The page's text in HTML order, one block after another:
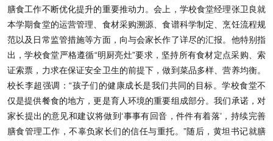
膳食工作不断优化提升的重要推动力。会上，学校食堂经理张卫良就
本学期食堂的运营管理、食材采购溯源、食谱科学制定、烹饪流程规
范以及日常监管措施等方面，向与会家长作了详尽的汇报。他特别指
出，学校食堂严格遵循“明厨亮灶”要求，坚持所有食材定点采购、索
证索票，力求在保证安全卫生的前提下，做到菜品多样、营养均衡。
校长李超强调：“孩子们的健康成长是我们共同的目标。学校食堂不
仅是提供餐食的地方，更是育人环境的重要组成部分。我们承诺，对
家长提出的意见和建议将做到‘事事有回音，件件有着落’，持续完善
膳食管理工作，不辜负家长们的信任与重托。”随后，黄坦书记就膳